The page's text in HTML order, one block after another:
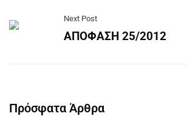
Next Post
ΑΠΟΦΑΣΗ 25/2012
Πρόσφατα Άρθρα